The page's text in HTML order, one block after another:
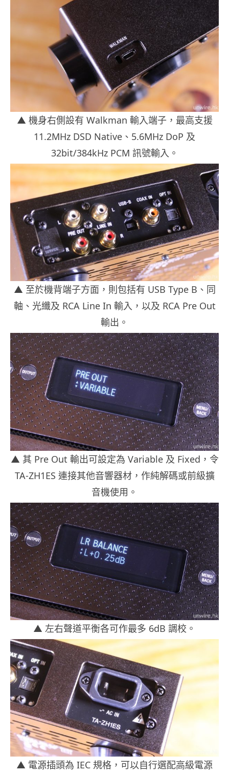
▲ 機身右側設有 Walkman 輸入端子，最高支援
11.2MHz DSD Native、5.6MHz DoP 及
32bit/384kHz PCM 訊號輸入。
▲ 至於機背端子方面，則包括有 USB Type B、同
軸、光纖及 RCA Line In 輸入，以及 RCA Pre Out
輸出。
▲ 其 Pre Out 輸出可設定為 Variable 及 Fixed，令
TA-ZH1ES 連接其他音響器材，作純解碼或前級擴
音機使用。
▲ 左右聲道平衡各可作最多 6dB 調校。
▲ 電源插頭為 IEC 規格，可以自行選配高級電源